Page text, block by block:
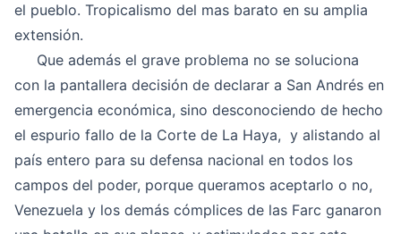
el pueblo. Tropicalismo del mas barato en su amplia
extensión.
Que además el grave problema no se soluciona
con la pantallera decisión de declarar a San Andrés en
emergencia económica, sino desconociendo de hecho
el espurio fallo de la Corte de La Haya, y alistando al
país entero para su defensa nacional en todos los
campos del poder, porque queramos aceptarlo o no,
Venezuela y los demás cómplices de las Farc ganaron